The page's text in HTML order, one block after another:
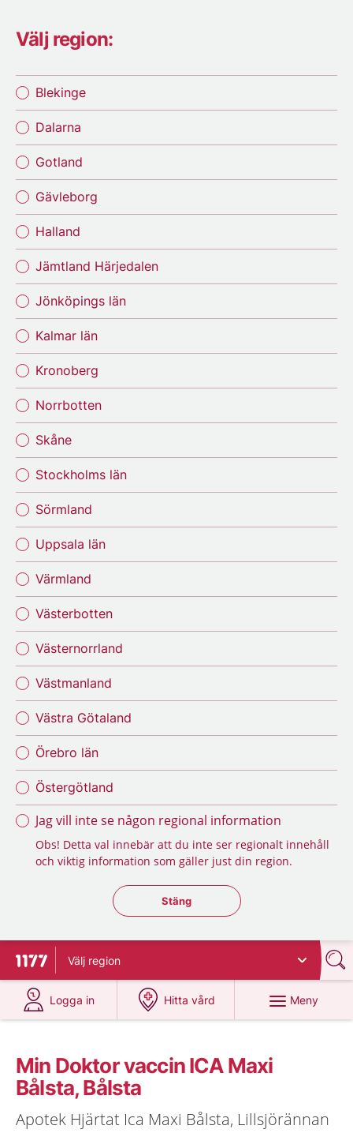
Välj region:
Blekinge
Dalarna
Gotland
Gävleborg
Halland
Jämtland Härjedalen
Jönköpings län
Kalmar län
Kronoberg
Norrbotten
Skåne
Stockholms län
Sörmland
Uppsala län
Värmland
Västerbotten
Västernorrland
Västmanland
Västra Götaland
Örebro län
Östergötland
Jag vill inte se någon regional information
Obs! Detta val innebär att du inte ser regionalt innehåll
och viktig information som gäller just din region.
Stäng regionsväljaren
Stäng
Till startsidan för 1177
Välj region
Logga in
på 1177.se
Hitta vård
på 1177.se
Meny
Min Doktor vaccin ICA Maxi
Bålsta, Bålsta
Apotek Hjärtat Ica Maxi Bålsta, Lillsjörännan